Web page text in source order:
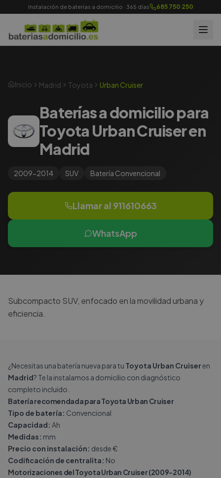
Instalación de baterías a domicilio · 365 días 685 750 250
Inicio Madrid Toyota Urban Cruiser
Baterías a domicilio para
Toyota Urban Cruiser en
Madrid
2009-2014 SUV Batería Convencional
Llamar al 911610663
WhatsApp
Subcompacto SUV, enfocado en la movilidad urbana y
eficiencia.
¿Necesitas una batería nueva para tu Toyota Urban Cruiseren
Madrid? Te la instalamos a domicilio con diagnóstico
completo incluido.
Batería recomendada para Toyota Urban Cruiser
Tipo de batería: Convencional
Capacidad: Ah
Medidas: mm
Precio con instalación: desde €
Codificación de centralita: No
Motorizaciones del Toyota Urban Cruiser (2009-2014)